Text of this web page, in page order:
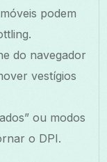
podem
do navegador
vestígios
ou modos
o DPI.